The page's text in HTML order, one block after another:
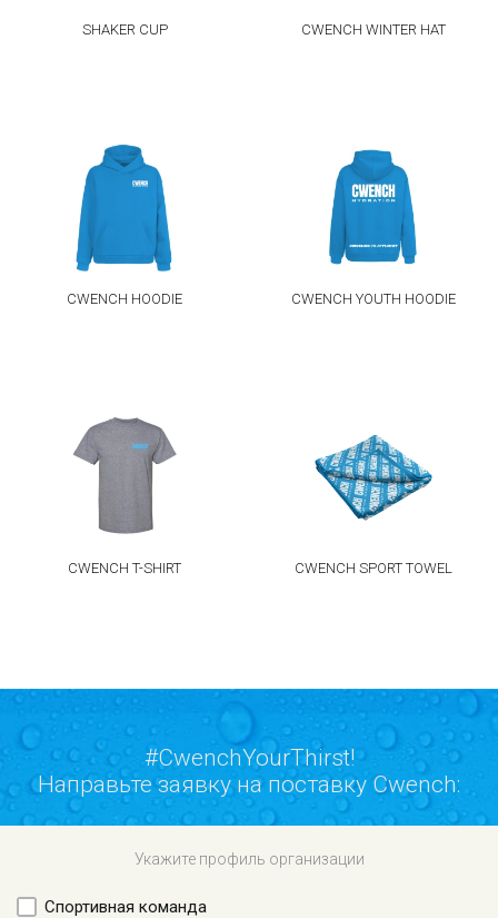
SHAKER CUP CWENCH WINTER HAT
CWENCH HOODIE CWENCH YOUTH HOODIE
CWENCH T-SHIRT CWENCH SPORT TOWEL
#CwenchYourThirst!
Направьте заявку на поставку Cwench:
Укажите профиль организации
Спортивная команда